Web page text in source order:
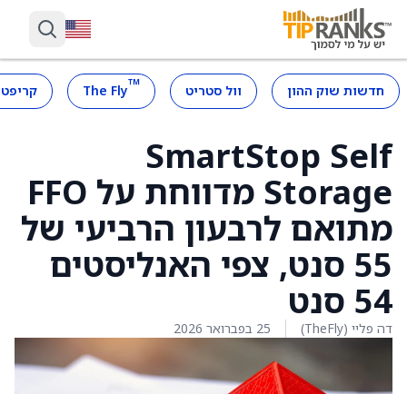
חדשות שוק ההון וול סטריט ™
The Fly
SmartStop Self
Storage מדווחת על FFO
מתואם לרבעון הרביעי של
55 סנט, צפי האנליסטים
54 סנט
דה פליי (TheFly) 25 בפברואר 2026